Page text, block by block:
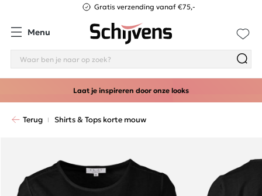
Gratis verzending vanaf €75,-
Menu
Laat je inspireren door onze looks
Terug Shirts & Tops korte mouw